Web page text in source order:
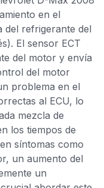
en el
del refrigerante del
El sensor ECT
del motor y envía
del motor
problema en el
al ECU, lo
mezcla de
los tiempos de
síntomas como
un aumento del
un